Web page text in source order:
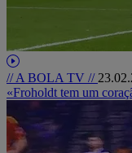
// A BOLA TV //
«Froholdt tem um